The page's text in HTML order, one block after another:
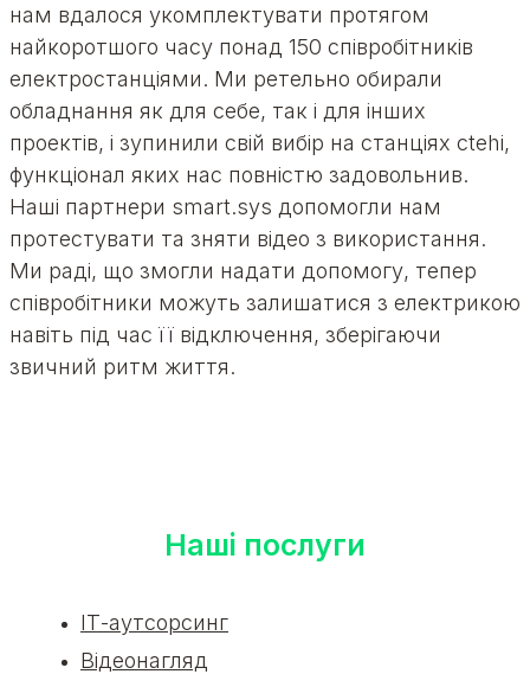
нам вдалося укомплектувати протягом
найкоротшого часу понад 150 співробітників
електростанціями. Ми ретельно обирали
обладнання як для себе, так і для інших
проектів, і зупинили свій вибір на станціях ctehi,
функціонал яких нас повністю задовольнив.
Наші партнери smart.sys допомогли нам
протестувати та зняти відео з використання.
Ми раді, що змогли надати допомогу, тепер
співробітники можуть залишатися з електрикою
навіть під час її відключення, зберігаючи
звичний ритм життя.
Наші послуги
ІТ-аутсорсинг
Відеонагляд